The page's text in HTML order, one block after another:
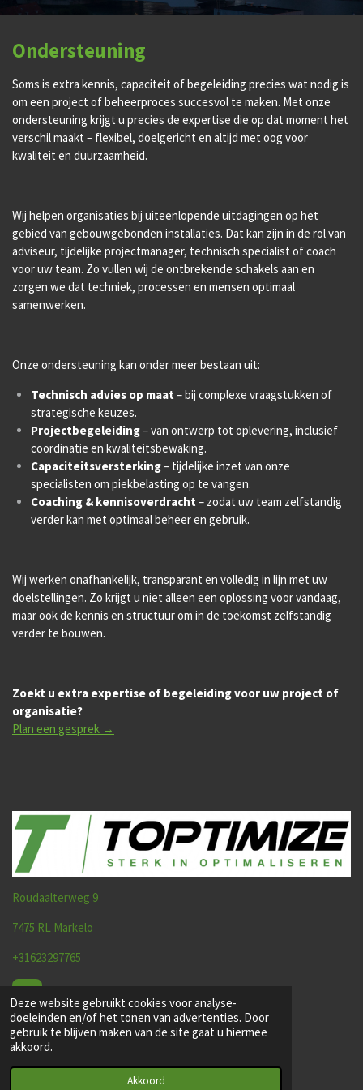
Deze website gebruikt cookies voor analyse-
doeleinden en/of het tonen van advertenties. Door
gebruik te blijven maken van de site gaat u hiermee
akkoord.
Akkoord
Ondersteuning
Soms is extra kennis, capaciteit of begeleiding precies wat nodig is
om een project of beheerproces succesvol te maken. Met onze
ondersteuning krijgt u precies de expertise die op dat moment het
verschil maakt – flexibel, doelgericht en altijd met oog voor
kwaliteit en duurzaamheid.
Wij helpen organisaties bij uiteenlopende uitdagingen op het
gebied van gebouwgebonden installaties. Dat kan zijn in de rol van
adviseur, tijdelijke projectmanager, technisch specialist of coach
voor uw team. Zo vullen wij de ontbrekende schakels aan en
zorgen we dat techniek, processen en mensen optimaal
samenwerken.
Onze ondersteuning kan onder meer bestaan uit:
Technisch advies op maat – bij complexe vraagstukken of
strategische keuzes.
Projectbegeleiding– van ontwerp tot oplevering, inclusief
coördinatie en kwaliteitsbewaking.
Capaciteitsversterking– tijdelijke inzet van onze
specialisten om piekbelasting op te vangen.
Coaching & kennisoverdracht – zodat uw team zelfstandig
verder kan met optimaal beheer en gebruik.
Wij werken onafhankelijk, transparant en volledig in lijn met uw
doelstellingen. Zo krijgt u niet alleen een oplossing voor vandaag,
maar ook de kennis en structuur om in de toekomst zelfstandig
verder te bouwen.
Zoekt u extra expertise of begeleiding voor uw project of
organisatie?
Plan een gesprek →
Roudaalterweg 9
7475 RL Markelo
+31623297765
L